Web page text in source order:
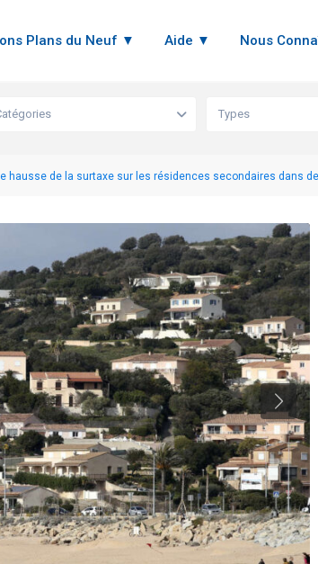
Plans du Neuf ▼ Aide ▼ Nous
Types
hausse de la surtaxe sur les résidences secondaires dans